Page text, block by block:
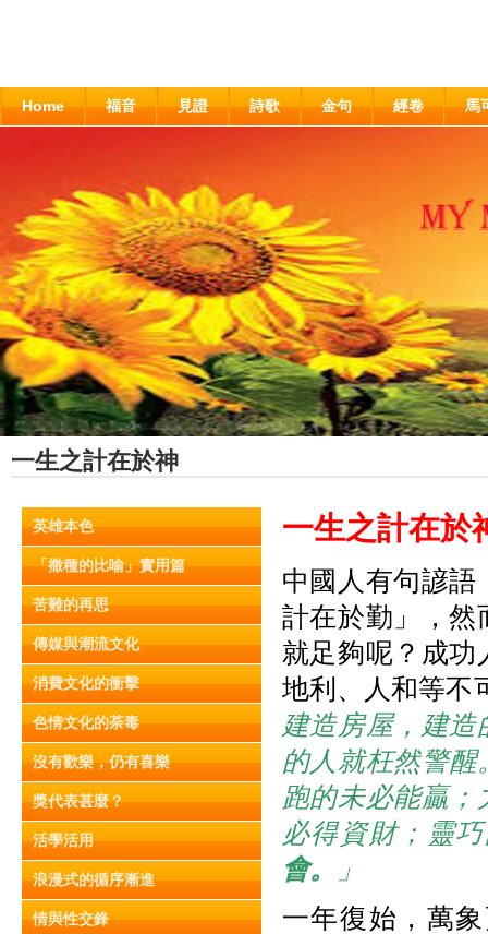
Home 福音 見證 詩歌 金句 經卷 馬
一生之計在於神
英雄本色
「撒種的比喻」實用篇
苦難的再思
傳媒與潮流文化
消費文化的衝擊
色情文化的荼毒
沒有歡樂，仍有喜樂
獎代表甚麼？
活學活用
浪漫式的循序漸進
情與性交鋒
一生之計在於
中國人有句諺語
計在於勤」，然
就足夠呢？成功
地利、人和等不
建造房屋，建
的人就枉然警醒
跑的未必能贏
必得資財；靈
會。
」
一年復始，萬